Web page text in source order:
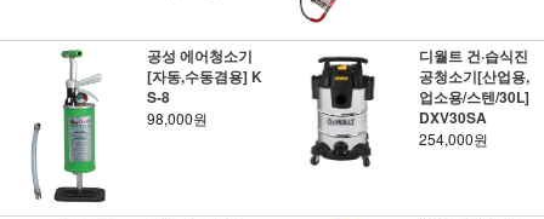
공성 에어청소기
[자동,수동겸용] K
S-8
98,000원
디월트 건·습식진
공청소기[산업용,
업소용/스텐/30L]
DXV30SA
254,000원